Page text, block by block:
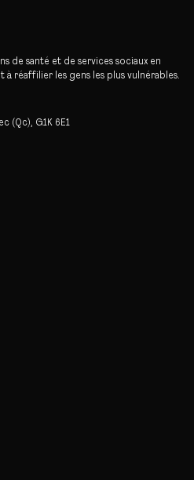
de santé et de services sociaux en
réaffilier les gens les plus vulnérables.
(Qc), G1K 6E1